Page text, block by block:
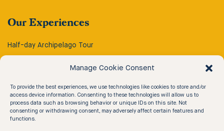
Manage Cookie Consent
To provide the best experiences, we use technologies like cookies to store and/or
access device information. Consenting to these technologies will allow us to
process data such as browsing behavior or unique IDs on this site. Not
consenting or withdrawing consent, may adversely affect certain features and
functions.
Our Experiences
Half-day Archipelago Tour
Rib ’n Dine
Rib & Floating Sauna